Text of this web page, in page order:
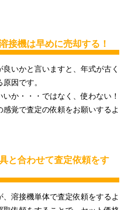
接機は早めに売却する！
いかと言いますと、年式が古く
因です。
か・・・ではなく、使わない！
覚で査定の依頼をお願いするよ
と合わせて査定依頼をす
、溶接機単体で査定依頼をするよ